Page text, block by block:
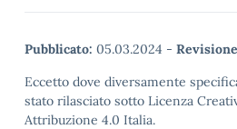
Pubblicato: 05.03.2024 -
Eccetto dove diversamente
stato rilasciato sotto Licenza
Attribuzione 4.0 Italia.